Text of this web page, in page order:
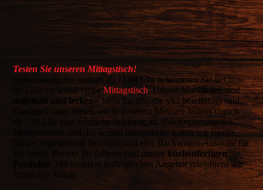
Testen Sie unseren Mittagstisch!
Von montags bis freitags ab 11.00 Uhr bekommen Sie bei uns
im Ladengeschäft einenMittagstisch. Unsere Mahlzeiten sind
nahrhaft und lecker – ideal für alle, die viel beschäftigt sind.
Darüber hinaus bieten wir in unserem Metzger-Imbiss täglich
ab 7.30 Uhr eine köstliche Stärkung an. Zur Ergänzung des
Mittagstisches und der heißen Imbisstheke halten wir frische
Salate, vegetarische Beilagen und eine Backwaren-Auswahl für
Sie bereit. Perfekt für daheim sind unsereküchenfertigen
. Mit unserem kulinarischen Angebot erleichtern wir
Ihnen den Alltag.